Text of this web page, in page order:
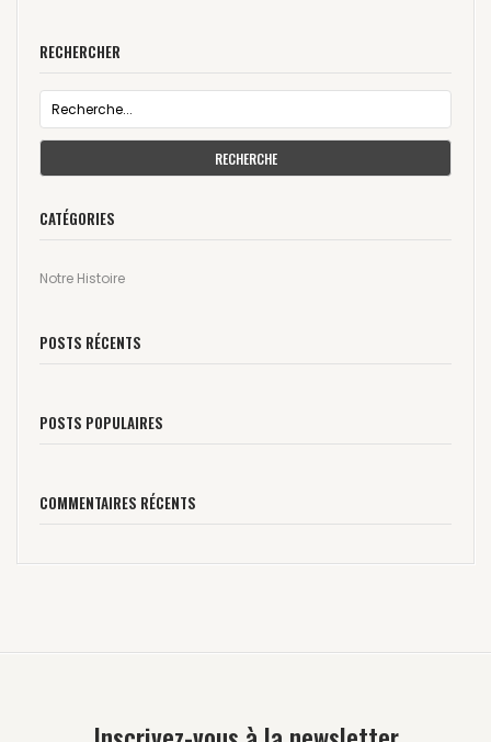
RECHERCHER
RECHERCHE
CATÉGORIES
Notre Histoire
POSTS RÉCENTS
POSTS POPULAIRES
COMMENTAIRES RÉCENTS